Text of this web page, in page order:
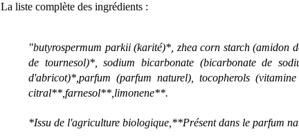
La liste complète des ingrédients :
"butyrospermum parkii (karité)*, zhea corn starch (amidon
de tournesol)*, sodium bicarbonate (bicarbonate de
d'abricot)*,parfum (parfum naturel), tocopherols
citral**,farnesol**,limonene**.
*Issu de l'agriculture biologique,**Présent dans le parfum